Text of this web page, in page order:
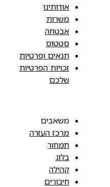
אודותינו
משרות
אבטחה
סטטוס
תנאים ופרטיות
זכויות הפרטיות
שלכם
משאבים
מרכז העזרה
תמחור
בלוג
קהילה
חיבורים